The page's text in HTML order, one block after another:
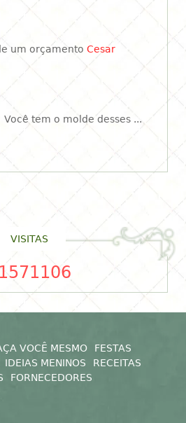
um orçamento Cesar
tem o molde desses ...
VISITAS
VOCÊ MESMO
FESTAS
IDEIAS MENINOS
RECEITAS
FORNECEDORES